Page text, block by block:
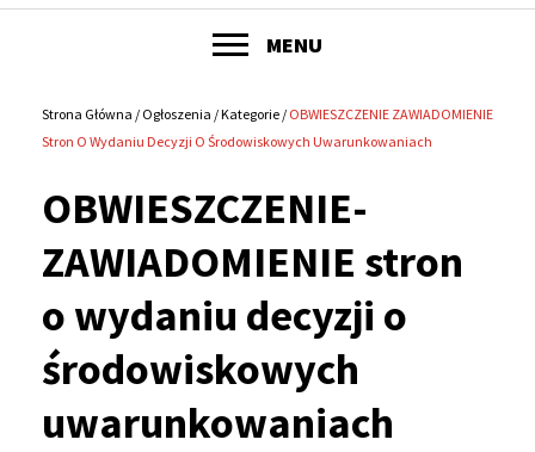
menu
serwisu
POKAŻ
MENU
Ścieżka
nawigacyjna
Strona Główna Ogłoszenia Kategorie OBWIESZCZENIE ZAWIADOMIENIE
Stron O Wydaniu Decyzji O Środowiskowych Uwarunkowaniach
OBWIESZCZENIE-
ZAWIADOMIENIE stron
o wydaniu decyzji o
środowiskowych
uwarunkowaniach